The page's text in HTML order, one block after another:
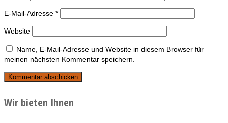
E-Mail-Adresse *
Website
Name, E-Mail-Adresse und Website in diesem Browser für
meinen nächsten Kommentar speichern.
Wir bieten Ihnen